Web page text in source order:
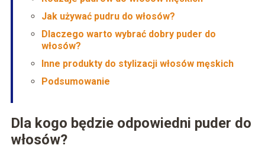
Jak używać pudru do włosów?
Dlaczego warto wybrać dobry puder do
włosów?
Inne produkty do stylizacji włosów męskich
Podsumowanie
Dla kogo będzie odpowiedni puder do
włosów?